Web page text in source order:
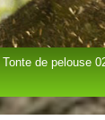
Tonte de pelouse